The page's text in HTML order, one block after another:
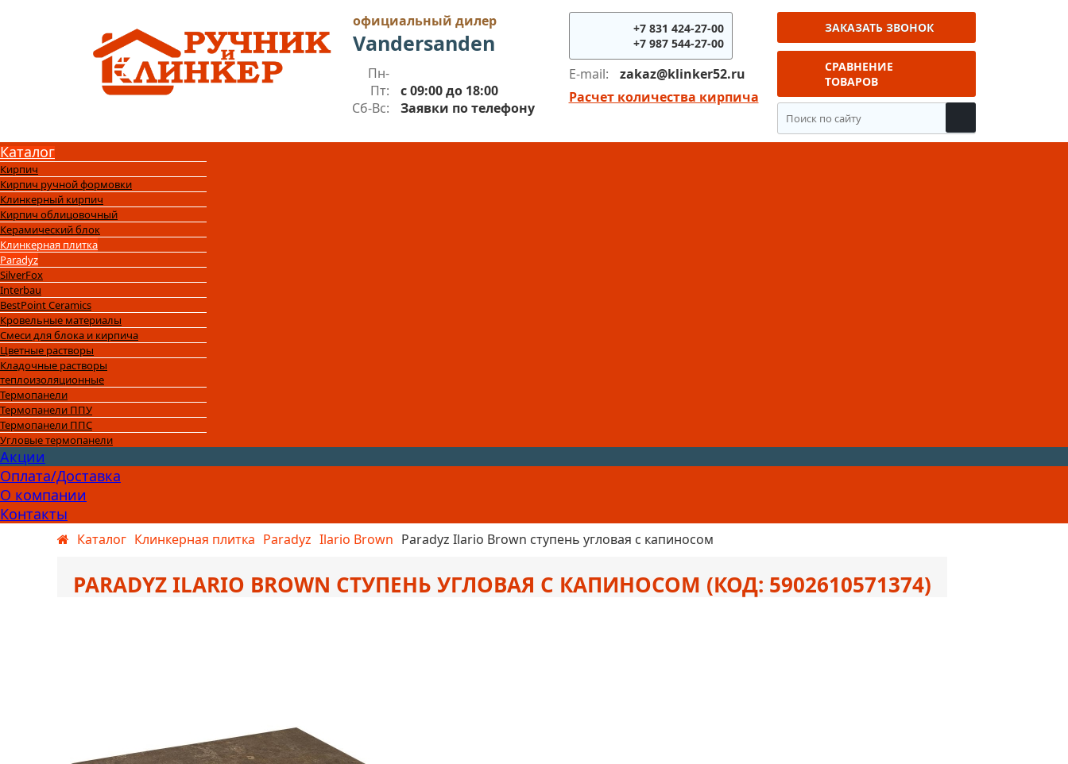
официальный дилер
Vandersanden
Пн-
Пт:
с 09:00 до 18:00
Сб-Вс:
Заявки по телефону
+7 831 424-27-00
+7 987 544-27-00
E-mail:
zakaz@klinker52.ru
Расчет количества кирпича
ЗАКАЗАТЬ ЗВОНОК
СРАВНЕНИЕ
ТОВАРОВ
Каталог
Кирпич
Кирпич ручной формовки
Клинкерный кирпич
Кирпич облицовочный
Керамический блок
Клинкерная плитка
Paradyz
SilverFox
Interbau
BestPoint Ceramics
Кровельные материалы
Смеси для блока и кирпича
Цветные растворы
Кладочные растворы
теплоизоляционные
Термопанели
Термопанели ППУ
Термопанели ППС
Угловые термопанели
Акции
Оплата/Доставка
О компании
Контакты
Каталог Клинкерная плитка Paradyz Ilario Brown Paradyz Ilario Brown ступень угловая с капиносом
PARADYZ ILARIO BROWN СТУПЕНЬ УГЛОВАЯ С КАПИНОСОМ (КОД: 5902610571374)